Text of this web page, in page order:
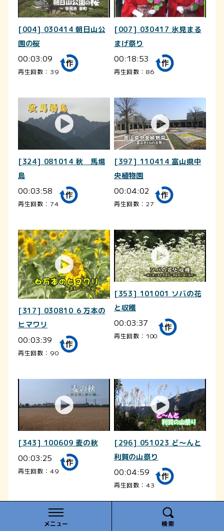
メニュー 検索
[004] 030414 朝日山公
園の桜
00:03:09
再生回数：39
[007] 030417 氷見まる
まげ祭り
00:18:53
再生回数：86
[324] 081014 秋 馬場
島
00:03:58
再生回数：74
[397] 110414 富山県中
央植物園
00:04:02
再生回数：27
[317] 030810 ６万本の
ヒマワリ
00:03:39
再生回数：90
[353] 101001 ソバの花
と収穫
00:03:37
再生回数：100
[343] 100609 麦の秋
00:03:25
再生回数：49
[296] 051023 ど～んと
利賀の山祭り
00:04:59
再生回数：43